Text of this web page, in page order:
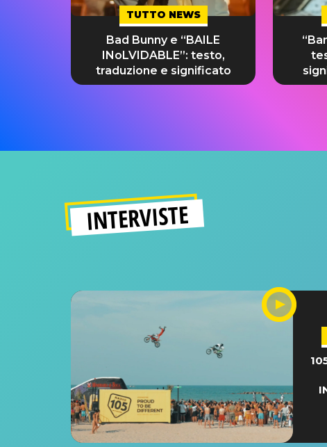
TUTTO NEWS
Bad Bunny e “BAILE
INoLVIDABLE”: testo,
traduzione e significato
INTERVISTE